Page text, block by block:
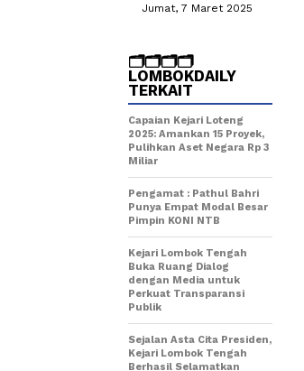
Jumat, 7 Maret 2025
🗂️🗂️🗂️🗂️
LOMBOKDAILY
TERKAIT
Capaian Kejari Loteng
2025: Amankan 15 Proyek,
Pulihkan Aset Negara Rp 3
Miliar
Pengamat : Pathul Bahri
Punya Empat Modal Besar
Pimpin KONI NTB
Kejari Lombok Tengah
Buka Ruang Dialog
dengan Media untuk
Perkuat Transparansi
Publik
Sejalan Asta Cita Presiden,
Kejari Lombok Tengah
Berhasil Selamatkan